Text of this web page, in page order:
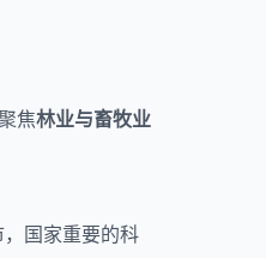
焦林业与畜牧业
国家重要的科